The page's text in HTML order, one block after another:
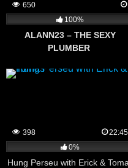
650
100%
ALANN23 – THE SEXY
PLUMBER
398
22:45
0%
Hung Perseu with Erick &